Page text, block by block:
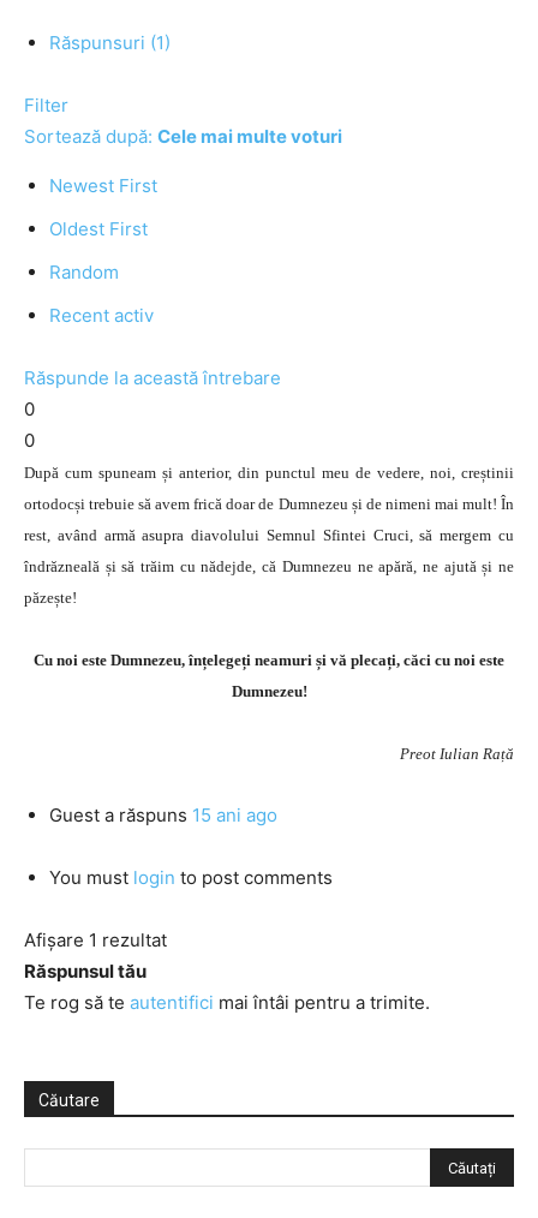
Răspunsuri (1)
Filter
Sortează după: Cele mai multe voturi
Newest First
Oldest First
Random
Recent activ
Răspunde la această întrebare
0
0
După cum spuneam și anterior, din punctul meu de vedere, noi, creștinii
ortodocși trebuie să avem frică doar de Dumnezeu și de nimeni mai mult! În
rest, având armă asupra diavolului Semnul Sfintei Cruci, să mergem cu
îndrăzneală și să trăim cu nădejde, că Dumnezeu ne apără, ne ajută și ne
păzește!
Cu noi este Dumnezeu, înțelegeți neamuri și vă plecați, căci cu noi este
Dumnezeu!
Preot Iulian Rață
Guest a răspuns 15 ani ago
You must login to post comments
Afișare 1 rezultat
Răspunsul tău
Te rog să te autentifici mai întâi pentru a trimite.
Căutare